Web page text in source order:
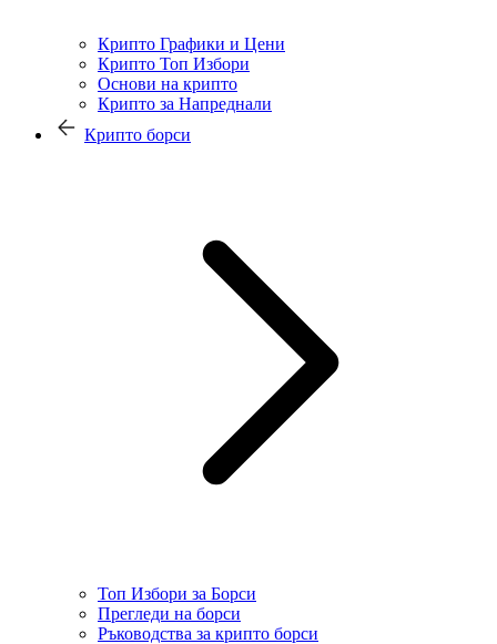
Крипто Графики и Цени
Крипто Топ Избори
Основи на крипто
Крипто за Напреднали
Крипто борси
Топ Избори за Борси
Прегледи на борси
Ръководства за крипто борси